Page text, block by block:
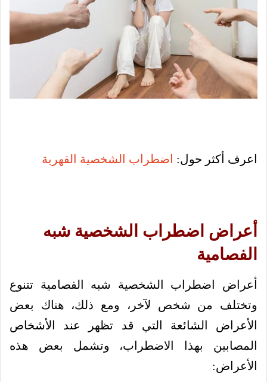
اعرف أكثر حول: اضطراب الشخصية القهرية
أعراض اضطراب الشخصية شبه
الفصامية
أعراض اضطراب الشخصية شبه الفصامية تتنوع
وتختلف من شخص لآخر، ومع ذلك، هناك بعض
الأعراض الشائعة التي قد تظهر عند الأشخاص
المصابين بهذا الاضطراب، وتشمل بعض هذه
الأعراض: